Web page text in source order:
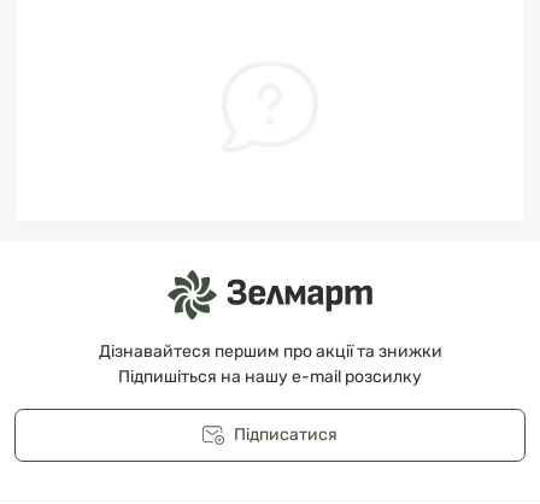
Дізнавайтеся першим про акції та знижки
Підпишіться на нашу e-mail розсилку
Підписатися